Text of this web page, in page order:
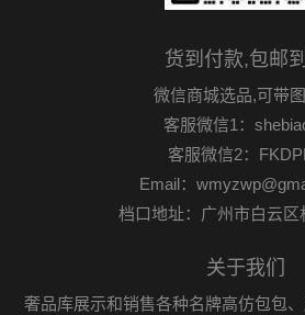
货到付款,包邮
微信商城选品,可带
客服微信1：
客服微信2：
Email：
档口地址：广州市白云区
关于我们
奢品库展示和销售各种名牌高仿包包